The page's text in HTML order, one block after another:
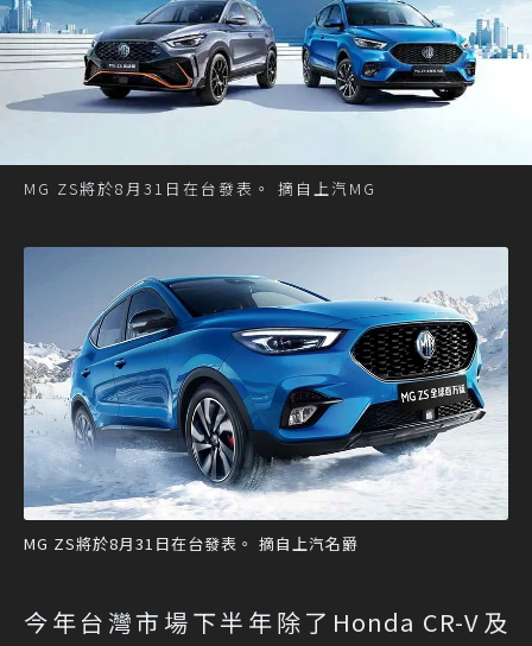
MG ZS將於8月31日在台發表。 摘自上汽MG
MG ZS將於8月31日在台發表。 摘自上汽名爵
今年台灣市場下半年除了Honda CR-V及